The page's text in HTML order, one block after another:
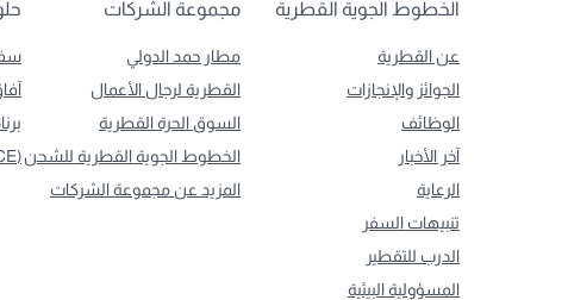
الخطوط الجوية القطرية مجموعة الشركات
عن القطرية
الجوائز والإنجازات
الوظائف
آخر الأخبار
الرعاية
تنبيهات السفر
الدرب للتقطير
المسؤولية البيئية
مطار حمد الدولي
القطرية لرجال الأعمال
السوق الحرة القطرية
الخطوط الجوية القطرية للشحن
المزيد عن مجموعة الشركات
(QMICE)